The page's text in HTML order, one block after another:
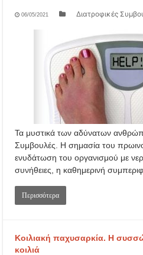
06/05/2021 Διατροφικές
Τα μυστικά των αδύνατων
Συμβουλές. Η σημασία του
ενυδάτωση του οργανισμού με νερό
συνήθειες, η καθημερινή
Περισσότερα
Κοιλιακή παχυσαρκία. Η
κοιλιά